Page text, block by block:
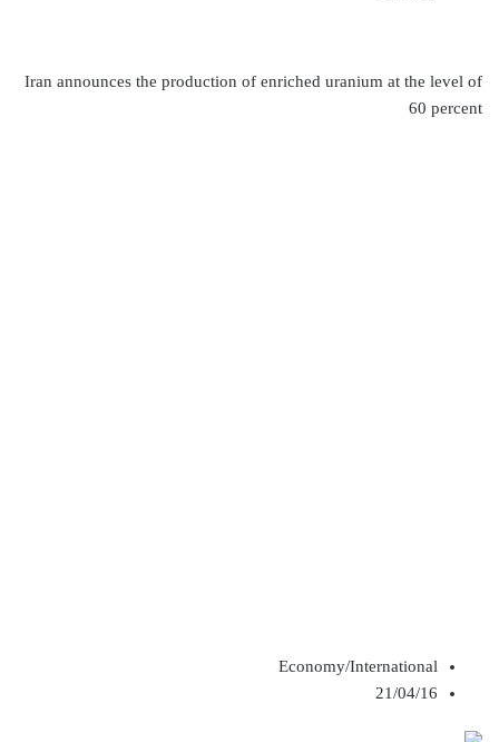
Iran announces the production of enriched uranium at the level of
60 percent
Economy/International
21/04/16